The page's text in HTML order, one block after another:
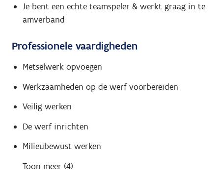
Je bent een echte teamspeler & werkt graag in te
amverband
Professionele vaardigheden
Metselwerk opvoegen
Werkzaamheden op de werf voorbereiden
Veilig werken
De werf inrichten
Milieubewust werken
Toon meer (4)